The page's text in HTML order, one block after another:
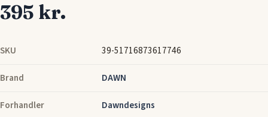
SKU 39-51716873617746
Brand DAWN
Forhandler Dawndesigns
395 kr.